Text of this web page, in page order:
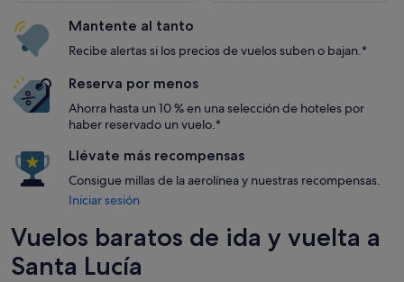
Mantente al tanto
Recibe alertas si los precios de vuelos suben o bajan.*
Reserva por menos
Ahorra hasta un 10 % en una selección de hoteles por
haber reservado un vuelo.*
Llévate más recompensas
Consigue millas de la aerolínea y nuestras recompensas.
Iniciar sesión
Vuelos baratos de ida y vuelta a
Santa Lucía